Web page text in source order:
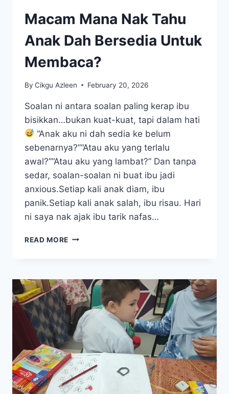
Macam Mana Nak Tahu
Anak Dah Bersedia Untuk
Membaca?
By Cikgu Azleen February 20, 2026
Soalan ni antara soalan paling kerap ibu
bisikkan…bukan kuat-kuat, tapi dalam hati
“Anak aku ni dah sedia ke belum
sebenarnya?”“Atau aku yang terlalu
awal?”“Atau aku yang lambat?” Dan tanpa
sedar, soalan-soalan ni buat ibu jadi
anxious.Setiap kali anak diam, ibu
panik.Setiap kali anak salah, ibu risau. Hari
ni saya nak ajak ibu tarik nafas…
READ MORE MACAM
ANAK
DAH
BERSEDIA
UNTUK
MEMBACA?